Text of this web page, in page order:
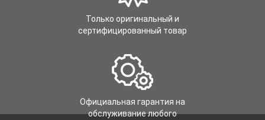
Только оригинальный и
сертифицированный товар
Официальная гарантия на
обслуживание любого